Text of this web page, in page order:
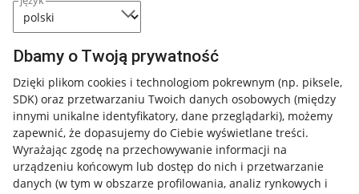
Dbamy o Twoją prywatność
Dzięki plikom cookies i technologiom pokrewnym (np. piksele,
SDK) oraz przetwarzaniu Twoich danych osobowych (między
innymi unikalne identyfikatory, dane przeglądarki), możemy
zapewnić, że dopasujemy do Ciebie wyświetlane treści.
Wyrażając zgodę na przechowywanie informacji na
urządzeniu końcowym lub dostęp do nich i przetwarzanie
danych (w tym w obszarze profilowania, analiz rynkowych i